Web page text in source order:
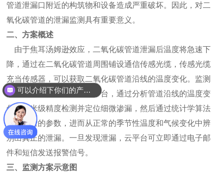
管道泄漏口附近的构筑物和设备造成严重破坏。因此，对二
氧化碳管道的泄漏监测具有重要意义。
二、方案概述
由于焦耳汤姆逊效应，二氧化碳管道泄漏后温度将急速下
降，通过在二氧化碳管道周围铺设通信传感光缆，传感光缆
充当传感器，可以获取二氧化碳管道沿线的温度变化。监测
数据实时上传监测系统云平台，通过分析管道沿线的温度变
化，以米级精度检测并定位细微渗漏，然后通过统计学算法
处理大量的参数，进而从正常的季节性温度和气候变化中辨
别出真正的泄漏。一旦发现泄漏，云平台可立即通过电子邮
件和短信发送报警信号。
三、监测方案示意图
可以介绍下你们的产品么？